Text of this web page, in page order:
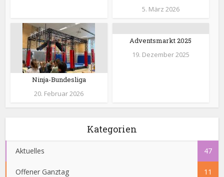
5. März 2026
Ninja-Bundesliga
20. Februar 2026
Adventsmarkt 2025
19. Dezember 2025
Kategorien
Aktuelles 47
Offener Ganztag 11